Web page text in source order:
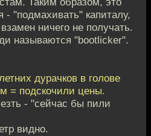
- "подмахивать" капиталу,
ничего не получать.
называются "bootlicker".
дурачков в голове
= подскочили цены.
- "сейчас бы пили
видно.